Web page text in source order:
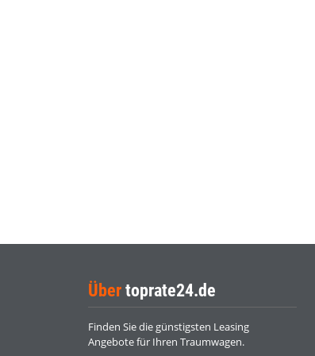
Über toprate24.de
Finden Sie die günstigsten Leasing
Angebote für Ihren Traumwagen.